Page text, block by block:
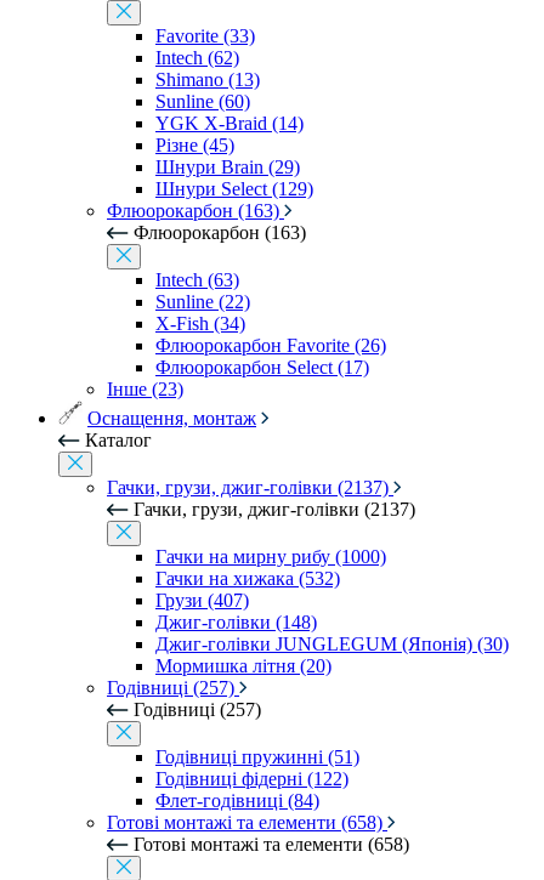
Favorite (33)
Intech (62)
Shimano (13)
Sunline (60)
YGK X-Braid (14)
Різне (45)
Шнури Brain (29)
Шнури Select (129)
Флюорокарбон (163)
Флюорокарбон (163)
Intech (63)
Sunline (22)
X-Fish (34)
Флюорокарбон Favorite (26)
Флюорокарбон Select (17)
Інше (23)
Оснащення, монтаж
Каталог
Гачки, грузи, джиг-голівки (2137)
Гачки, грузи, джиг-голівки (2137)
Гачки на мирну рибу (1000)
Гачки на хижака (532)
Грузи (407)
Джиг-голівки (148)
Джиг-голівки JUNGLEGUM (Японія) (30)
Мормишка літня (20)
Годівниці (257)
Годівниці (257)
Годівниці пружинні (51)
Годівниці фідерні (122)
Флет-годівниці (84)
Готові монтажі та елементи (658)
Готові монтажі та елементи (658)